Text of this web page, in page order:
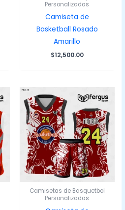
Personalizadas
Camiseta de
Basketball Rosado
Amarillo
$12,500.00
Camisetas de Basquetbol
Personalizadas